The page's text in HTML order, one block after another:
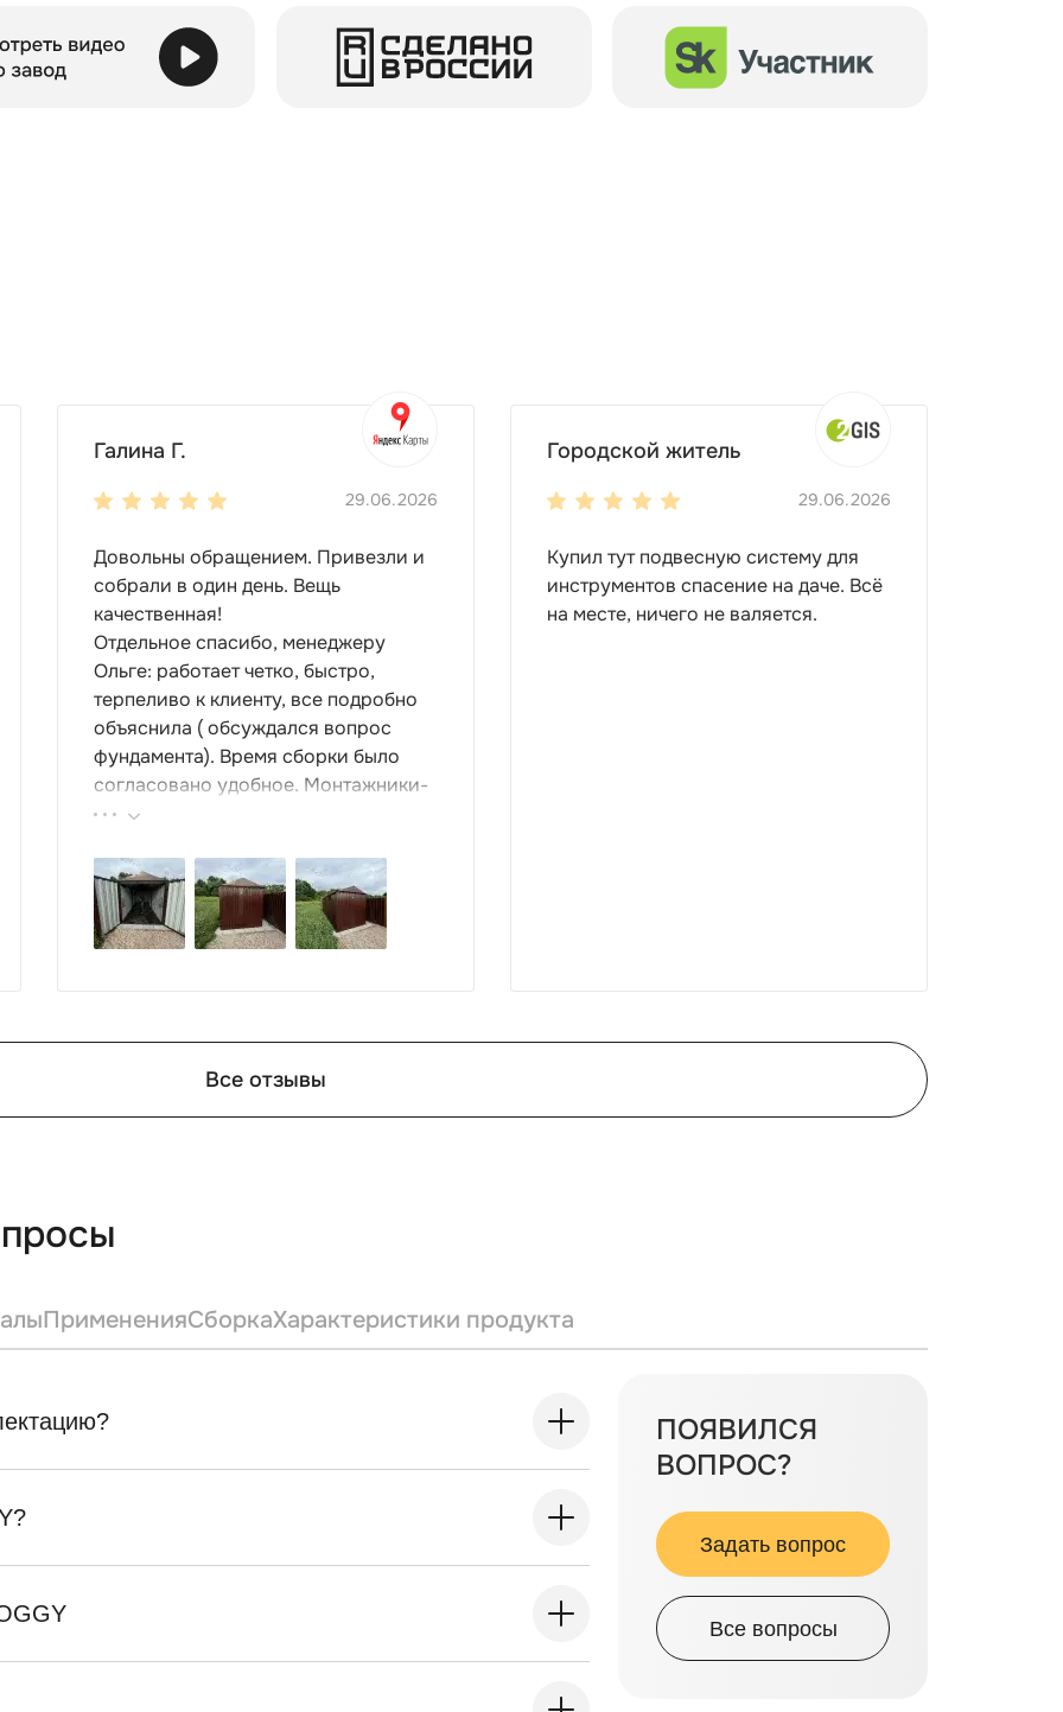
Галина Г.
29.06.2026
Довольны обращением. Привезли и
собрали в один день. Вещь
качественная!
Отдельное спасибо, менеджеру
Ольге: работает четко, быстро,
терпеливо к клиенту, все подробно
объяснила ( обсуждался вопрос
фундамента). Время сборки было
согласовано удобное. Монтажники-
грамотные , культурные ребята.
такой работы : большой выбор
продукции, реальные цены.
Городской житель
29.06.2026
Купил тут подвесную систему для
инструментов спасение на даче. Всё
на месте, ничего не валяется.
Все отзывы
ПримененияСборкаХарактеристики продукта
ПОЯВИЛСЯ
ВОПРОС?
Задать вопрос
Все вопросы